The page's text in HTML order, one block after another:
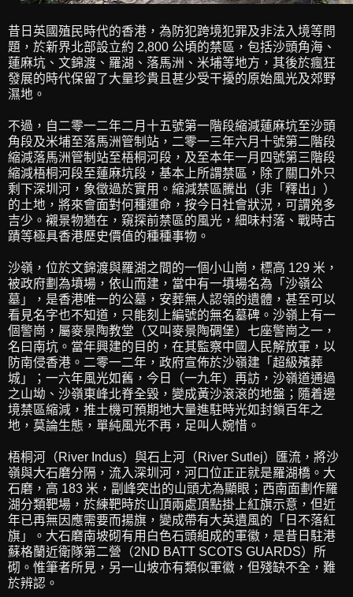
昔日英國殖民時代的香港，為防犯跨境犯罪及非法入境等問
題，於新界北部設立約 2,800 公頃的禁區，包括沙頭角海、
蓮麻坑、文錦渡、羅湖、落馬洲、米埔等地方，其後於瘋狂
發展的時代保留了大量珍貴且甚少受干擾的原始風光及郊野
濕地。
不過，自二零一二年二月十五號第一階段縮減蓮麻坑至沙頭
角段及米埔至落馬洲管制站，二零一三年六月十號第二階段
縮減落馬洲管制站至梧桐河段，及至本年一月四號第三階段
縮減梧桐河段至蓮麻坑段，基本上所謂禁區，除了關口外只
剩下深圳河，象徵過於實用。縮減禁區騰出（非「釋出」）
的土地，將來會面對何種運命，按今日社會狀況，可謂兇多
吉少。襯景物猶在，窺探前禁區的風光，細味村落、戰時古
蹟等極具香港歷史價值的種種事物。
沙嶺，位於文錦渡與羅湖之間的一個小山崗，標高 129 米，
被政府劃為墳場，依山而建，當中有一墳場名為「沙嶺公
墓」，是香港唯一的公墓，安葬無人認領的遺體，甚至可以
看見名字也不知道，只能刻上編號的無名墓碑。沙嶺上有一
個警崗，屬麥景陶教堂（又叫麥景陶碉堡）七座警崗之一，
名曰南坑。當年興建的目的，在其監察中國人民解放軍，以
防南侵香港。二零一二年，政府宣佈於沙嶺建「超級殯葬
城」；一六年風光如舊，今日（一九年）再訪，沙嶺道通過
之山坳、沙嶺東峰北脊全毀，變成黃沙滾滾的地盤；隨着邊
境禁區縮減，推土機可預期地大量進駐時光如封鎖百年之
地，莫論生態，單純風光不再，足叫人婉惜。
梧桐河（River Indus）與石上河（River Sutlej）匯流，將沙
嶺與大石磨分隔，流入深圳河，河口位正正就是羅湖橋。大
石磨，高 183 米，副峰突出的山頭尤為顯眼；西南面劃作羅
湖分類靶場，於練靶時於山頂兩處頂點掛上紅旗示意，但近
年已再無因應需要而揚旗，變成帶有大英遺風的「日不落紅
旗」。大石磨南坡砌有用白色石頭組成的軍徽，是昔日駐港
蘇格蘭近衛隊第二營（2ND BATT SCOTS GUARDS）所
砌。惟筆者所見，另一山坡亦有類似軍徽，但殘缺不全，難
於辨認。